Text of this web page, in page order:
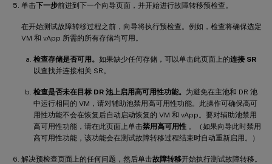
单击下一步前进到下一个向导页面，并开始进行故障转移预检查。
在开始测试故障转移过程之前，向导将执行预检查。例如，检查将确保选定
VM 和 vApp 所需的所有存储均可用。
检查存储是否可用。 如果缺少任何存储，可以单击此页面上的连接 SR
以查找并连接相关 SR。
检查是否未在目标 DR 池上启用高可用性功能。 为避免在主池和 DR 池
中运行相同的 VM，请对辅助池禁用高可用性功能。此操作可确保高可
用性功能不会在恢复后自动启动恢复的 VM 和 vApp。要对辅助池禁用
高可用性功能，请在此页面上单击禁用高可用性 。（如果向导此时禁用
高可用性功能，该功能会在测试故障转移过程结束时自动重新启用。）
解决预检查页面上的任何问题，然后单击故障转移开始执行测试故障转移。